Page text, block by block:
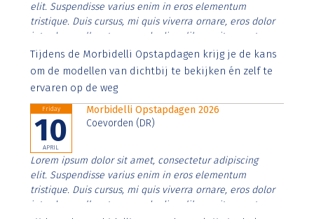
elit. Suspendisse varius enim in eros elementum
tristique. Duis cursus, mi quis viverra ornare, eros dolor
interdum nulla, ut commodo diam libero vitae erat.
Aenean faucibus nibh et justo cursus id rutrum lorem
imperdiet. Nunc ut sem vitae risus tristique posuere.
Tijdens de Morbidelli Opstapdagen krijg je de kans
om de modellen van dichtbij te bekijken én zelf te
ervaren op de weg
Friday
10
APRIL
Morbidelli Opstapdagen 2026
Coevorden (DR)
Lorem ipsum dolor sit amet, consectetur adipiscing
elit. Suspendisse varius enim in eros elementum
tristique. Duis cursus, mi quis viverra ornare, eros dolor
interdum nulla, ut commodo diam libero vitae erat.